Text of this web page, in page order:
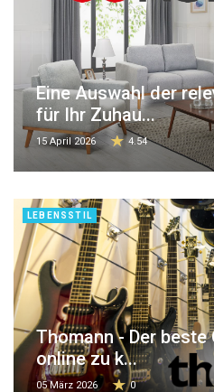
Eine Auswahl der
für Ihr Zuhau...
15 April 2026 4.54
LEBENSSTIL
Thomann - Der beste
online zu k...
05 März 2026 0